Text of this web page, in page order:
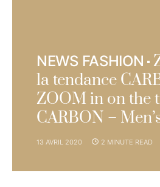
NEWS FASHION
la tendance
ZOOM in on the
CARBON –
13 AVRIL 2020 2 MINUTE READ